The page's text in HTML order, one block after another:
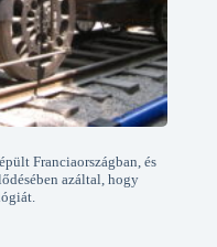
Franciaországban, és
azáltal, hogy